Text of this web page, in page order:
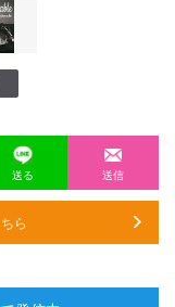
送る 送信
ら